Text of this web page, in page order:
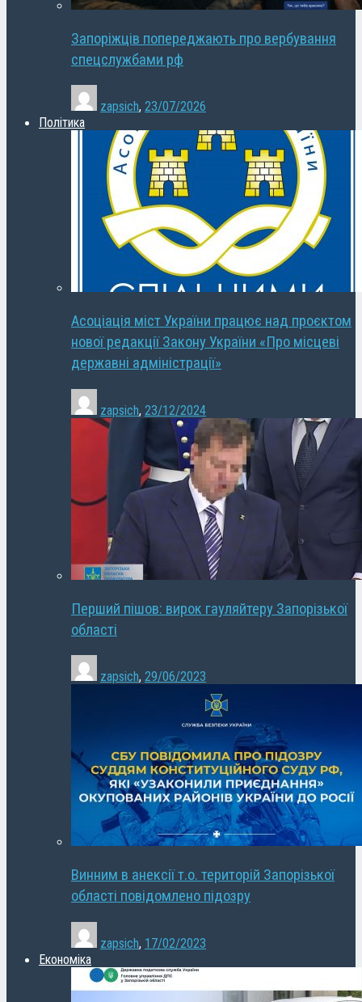
Запоріжців попереджають про вербування
спецслужбами рф
zapsich, 23/07/2026
Політика
Асоціація міст України працює над проєктом
нової редакції Закону України «Про місцеві
державні адміністрації»
zapsich, 23/12/2024
Перший пішов: вирок гауляйтеру Запорізької
області
zapsich, 29/06/2023
Винним в анексії т.о. територій Запорізької
області повідомлено підозру
zapsich, 17/02/2023
Економіка